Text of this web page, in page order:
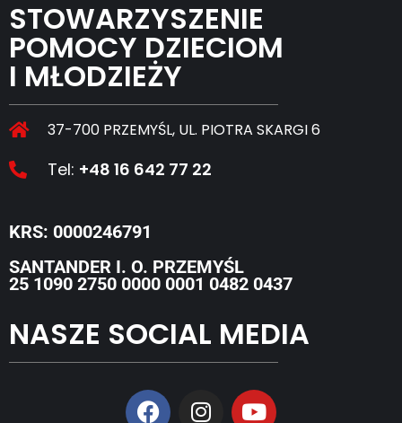
STOWARZYSZENIE
POMOCY DZIECIOM
I MŁODZIEŻY
37-700 PRZEMYŚL, UL. PIOTRA SKARGI 6
Tel: +48 16 642 77 22
KRS: 0000246791
SANTANDER I. O. PRZEMYŚL
25 1090 2750 0000 0001 0482 0437
NASZE SOCIAL MEDIA